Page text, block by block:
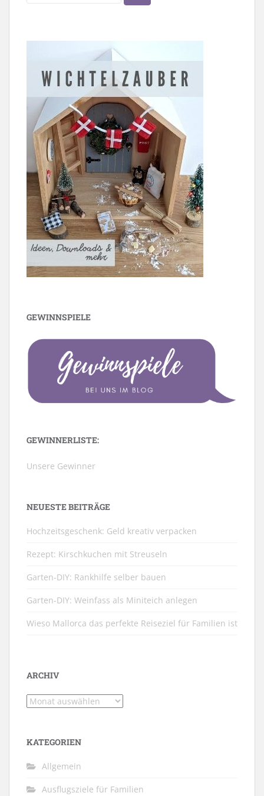
GEWINNSPIELE
GEWINNERLISTE:
Unsere Gewinner
NEUESTE BEITRÄGE
Hochzeitsgeschenk: Geld kreativ verpacken
Rezept: Kirschkuchen mit Streuseln
Garten-DIY: Rankhilfe selber bauen
Garten-DIY: Weinfass als Miniteich anlegen
Wieso Mallorca das perfekte Reiseziel für Familien ist
ARCHIV
Archiv
KATEGORIEN
Allgemein
Ausflugsziele für Familien